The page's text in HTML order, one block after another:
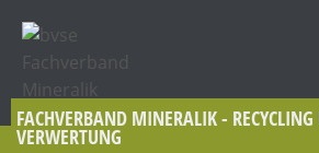
FACHVERBAND MINERALIK -
VERWERTUNG